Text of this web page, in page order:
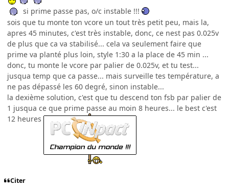
si prime passe pas, o/c instable !!!
sois que tu monte ton vcore un tout très petit peu, mais la,
apres 45 minutes, c'est très instable, donc, ce nest pas 0.025v
de plus que ca va stabilisé... cela va seulement faire que
prime va planté plus loin, style 1:30 a la place de 45 min ...
donc, tu monte le vcore par palier de 0.025v, et tu test...
jusqua temp que ca passe... mais surveille tes température, a
ne pas dépassé les 60 degré, sinon instable...
la dexième solution, c'est que tu descend ton fsb par palier de
1 jusqua ce que prime passe au moin 8 heures... le best c'est
12 heures
Citer